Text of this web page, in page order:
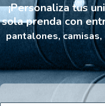
¡Personaliza tus
sola prenda con
pantalones,